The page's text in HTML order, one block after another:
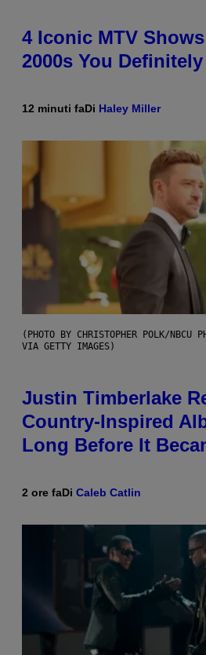
4 Iconic MTV
2000s You
12 minuti faDi Haley Miller
(PHOTO BY CHRISTOPHER POLK/NBCU
VIA GETTY IMAGES)
Justin Timberlake
Country-Inspired
Long Before It
2 ore faDi Caleb Catlin